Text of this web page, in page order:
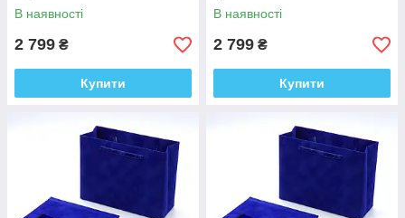
В наявності
2 799 ₴
Купити
В наявності
2 799 ₴
Купити